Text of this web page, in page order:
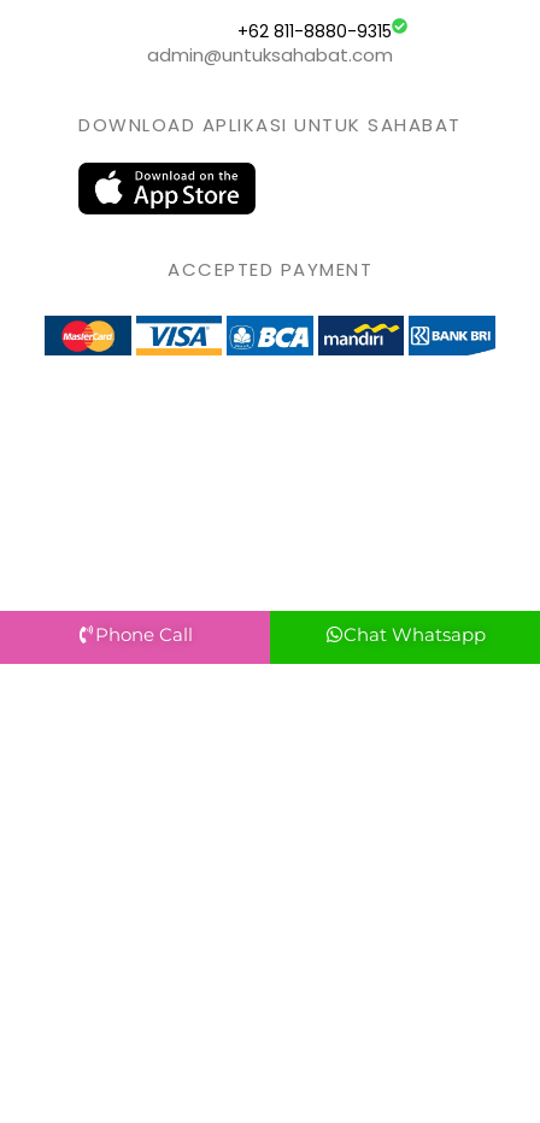
+62 811-8880-9315
admin@untuksahabat.com
DOWNLOAD APLIKASI UNTUK SAHABAT
ACCEPTED PAYMENT
Phone Call Chat Whatsapp